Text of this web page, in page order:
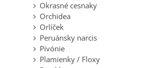
Okrasné cesnaky
Orchidea
Orlíček
Peruánsky narcis
Pivónie
Plamienky / Floxy